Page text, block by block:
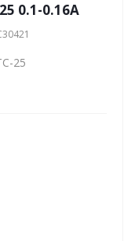
0.1-0.16А
25